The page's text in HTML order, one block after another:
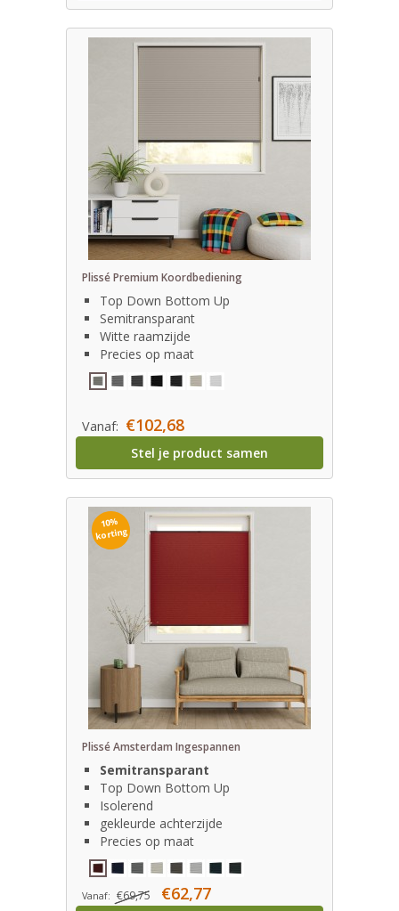
Plissé Premium Koordbediening
Top Down Bottom Up
Semitransparant
Witte raamzijde
Precies op maat
Vanaf: €102,68
Stel je product samen
10%
korting
Plissé Amsterdam Ingespannen
Semitransparant
Top Down Bottom Up
Isolerend
gekleurde achterzijde
Precies op maat
Vanaf: €69,75 €62,77